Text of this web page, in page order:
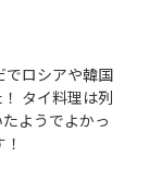
でロシアや韓国
タイ料理は列
ようでよかっ